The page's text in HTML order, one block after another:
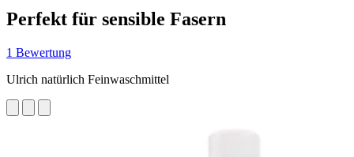
Perfekt für sensible Fasern
1 Bewertung
Ulrich natürlich Feinwaschmittel